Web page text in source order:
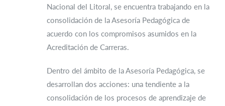
Nacional del Litoral, se encuentra trabajando en la
consolidación de la Asesoría Pedagógica de
acuerdo con los compromisos asumidos en la
Acreditación de Carreras.
Dentro del ámbito de la Asesoría Pedagógica, se
desarrollan dos acciones: una tendiente a la
consolidación de los procesos de aprendizaje de